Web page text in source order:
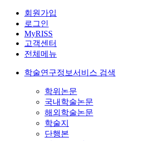
회원가입
로그인
MyRISS
고객센터
전체메뉴
학술연구정보서비스 검색
학위논문
국내학술논문
해외학술논문
학술지
단행본